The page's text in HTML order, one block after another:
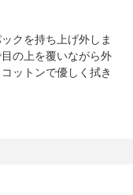
クを持ち上げ外しま
の上を覆いながら外
ットンで優しく拭き